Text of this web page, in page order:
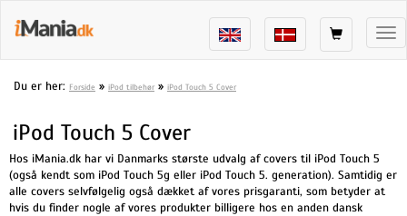
Du er her: Forside » iPod tilbehør » iPod Touch 5 Cover
iPod Touch 5 Cover
Hos iMania.dk har vi Danmarks største udvalg af covers til iPod Touch 5
(også kendt som iPod Touch 5g eller iPod Touch 5. generation). Samtidig er
alle covers selvfølgelig også dækket af vores prisgaranti, som betyder at
hvis du finder nogle af vores produkter billigere hos en anden dansk